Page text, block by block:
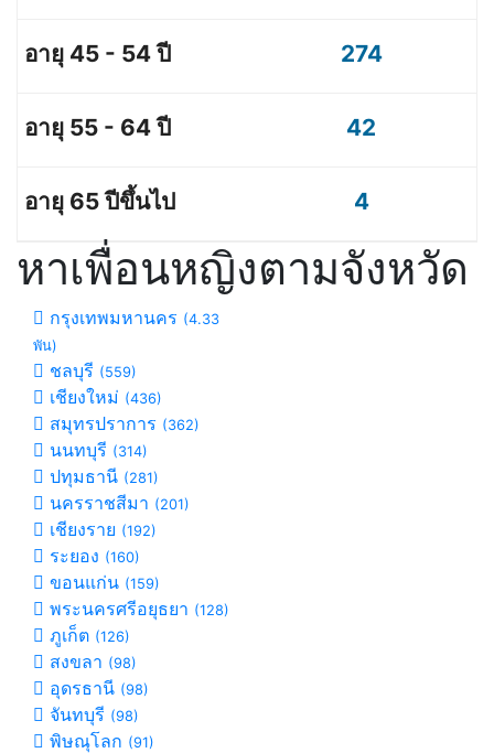
274
42
4
หาเพื่อนหญิงตามจังหวัด
กรุงเทพมหานคร (4.33
พัน)
ชลบุรี (559)
เชียงใหม่ (436)
สมุทรปราการ (362)
นนทบุรี (314)
ปทุมธานี (281)
นครราชสีมา (201)
เชียงราย (192)
ระยอง (160)
ขอนแก่น (159)
พระนครศรีอยุธยา (128)
ภูเก็ต (126)
สงขลา (98)
อุดรธานี (98)
จันทบุรี (98)
พิษณุโลก (91)